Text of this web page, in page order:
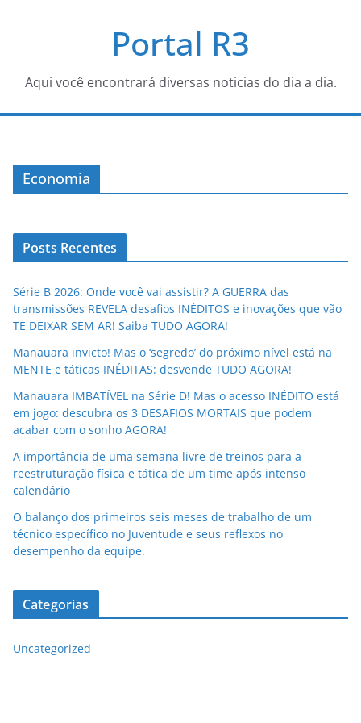
conteúdo
Portal R3
Aqui você encontrará diversas noticias do dia a dia.
Economia
Posts Recentes
Série B 2026: Onde você vai assistir? A GUERRA das
transmissões REVELA desafios INÉDITOS e inovações que vão
TE DEIXAR SEM AR! Saiba TUDO AGORA!
Manauara invicto! Mas o ‘segredo’ do próximo nível está na
MENTE e táticas INÉDITAS: desvende TUDO AGORA!
Manauara IMBATÍVEL na Série D! Mas o acesso INÉDITO está
em jogo: descubra os 3 DESAFIOS MORTAIS que podem
acabar com o sonho AGORA!
A importância de uma semana livre de treinos para a
reestruturação física e tática de um time após intenso
calendário
O balanço dos primeiros seis meses de trabalho de um
técnico específico no Juventude e seus reflexos no
desempenho da equipe.
Categorias
Uncategorized